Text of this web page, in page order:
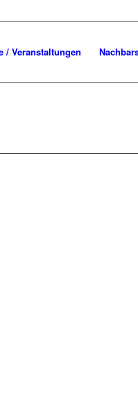
/ Veranstaltungen